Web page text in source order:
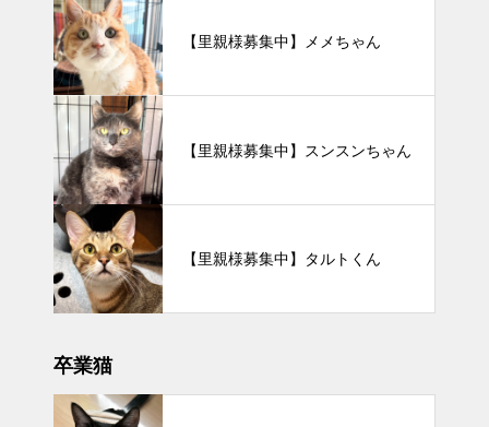
【里親様募集中】メメちゃん
【里親様募集中】スンスンちゃん
【里親様募集中】タルトくん
卒業猫